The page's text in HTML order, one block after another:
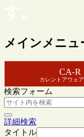
す。
メインメニュ
CA-R
カレントアウェ
検索フォーム
詳細検索
タイトル